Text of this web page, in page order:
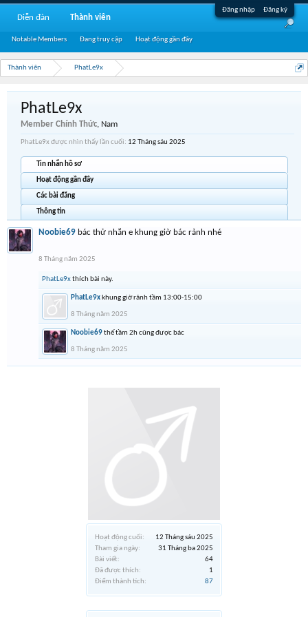
Đăng nhập Đăng ký
Thành viên PhatLe9x
Hoạt động cuối:
12 Tháng sáu 2025
Tham gia ngày:
31 Tháng ba 2025
Bài viết:
64
Đã được thích:
1
Điểm thành tích:
87
PhatLe9x
Member Chính Thức, Nam
PhatLe9x được nhìn thấy lần cuối: 12 Tháng sáu 2025
Tin nhắn hồ sơ
Hoạt động gần đây
Các bài đăng
Thông tin
Noobie69 bác thử nhắn e khung giờ bác rảnh nhé
8 Tháng năm 2025
PhatLe9xthích bài này.
PhatLe9x khung giờ rảnh tầm 13:00-15:00
8 Tháng năm 2025
Noobie69thế tầm 2h cũng được bác
8 Tháng năm 2025
Diễn đàn Thành viên
Notable Members Đang truy cập Hoạt động gần đây